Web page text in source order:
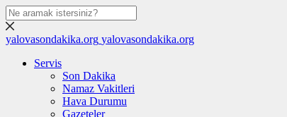
yalovasondakika.org yalovasondakika.org
Servis
Son Dakika
Namaz Vakitleri
Hava Durumu
Gazeteler